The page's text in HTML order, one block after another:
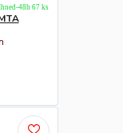
48h 67 ks